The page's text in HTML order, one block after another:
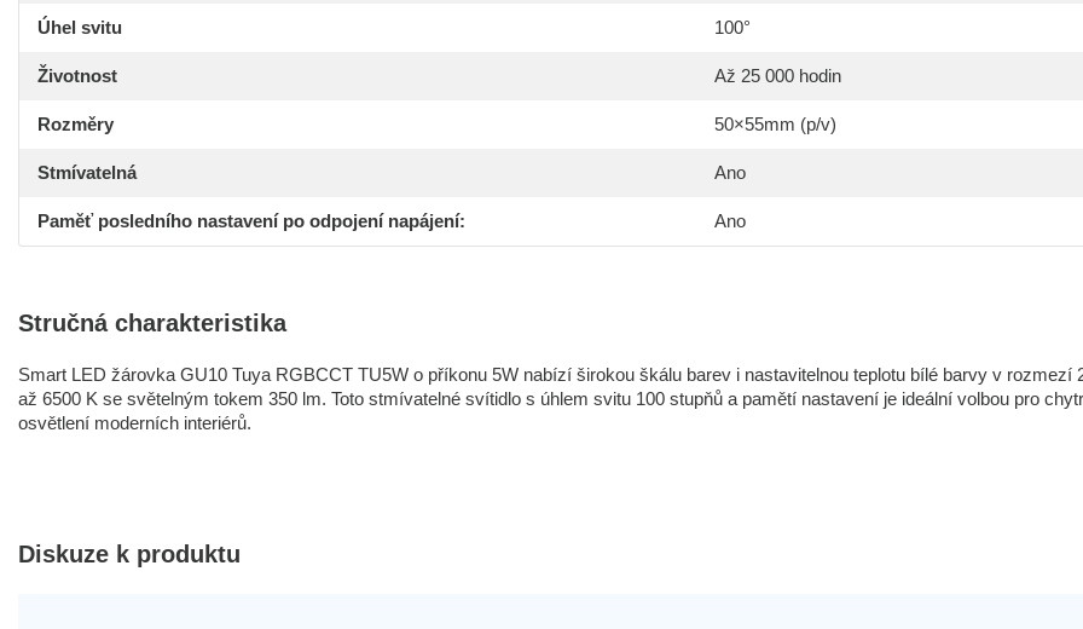
Úhel svitu 100°
Životnost Až 25 000 hodin
Rozměry 50×55mm (p/v)
Stmívatelná Ano
Paměť posledního nastavení po odpojení napájení: Ano
Stručná charakteristika
Smart LED žárovka GU10 Tuya RGBCCT TU5W o příkonu 5W nabízí širokou škálu barev i nastavitelnou teplotu bílé barvy v rozmezí
až 6500 K se světelným tokem 350 lm. Toto stmívatelné svítidlo s úhlem svitu 100 stupňů a pamětí nastavení je ideální volbou pro
osvětlení moderních interiérů.
Diskuze k produktu